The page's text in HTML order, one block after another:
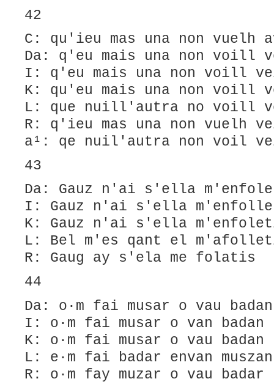
42
C: qu'ieu mas una non vuelh
Da: q'eu mais una non voill
I: q'eu mais una non voill
K: qu'eu mais una non voill
L: que nuill'autra no voill
R: q'ieu mas una non vuelh
a¹: qe nuil'autra non voil
43
Da: Gauz n'ai s'ella
I: Gauz n'ai s'ella
K: Gauz n'ai s'ella
L: Bel m'es qant el
R: Gaug ay s'ela me folatis
44
Da: o·m fai musar o vau badan
I: o·m fai musar o van badan
K: o·m fai musar o vau badan
L: e·m fai badar envan muszan
R: o·m fay muzar o vau badar